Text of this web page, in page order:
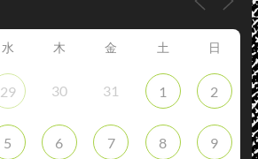
水 木 金 土 日
29 30 31 1 2
5 6 7 8 9